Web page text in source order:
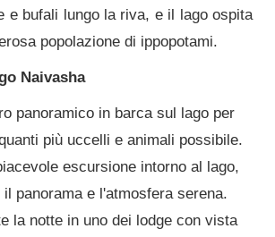
e bufali lungo la riva, e il lago ospita
popolazione di ippopotami.
Naivasha
panoramico in barca sul lago per
più uccelli e animali possibile.
escursione intorno al lago,
il panorama e l'atmosfera serena.
la notte in uno dei lodge con vista